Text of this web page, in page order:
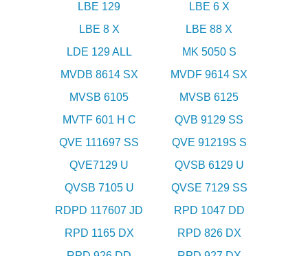
LBE 129
LBE 6 X
LBE 8 X
LBE 88 X
LDE 129 ALL
MK 5050 S
MVDB 8614 SX
MVDF 9614 SX
MVSB 6105
MVSB 6125
MVTF 601 H C
QVB 9129 SS
QVE 111697 SS
QVE 91219S S
QVE7129 U
QVSB 6129 U
QVSB 7105 U
QVSE 7129 SS
RDPD 117607 JD
RPD 1047 DD
RPD 1165 DX
RPD 826 DX